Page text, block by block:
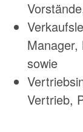
Manager,
sowie
Vertrieb,